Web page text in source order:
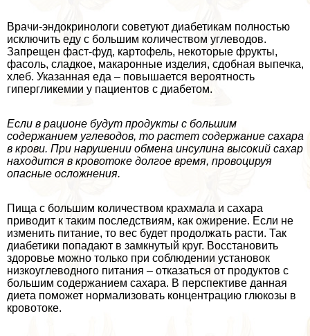
Врачи-эндокринологи советуют диабетикам полностью
исключить еду с большим количеством углеводов.
Запрещен фаст-фуд, картофель, некоторые фрукты,
фасоль, сладкое, макаронные изделия, сдобная выпечка,
хлеб. Указанная еда – повышается вероятность
гипергликемии у пациентов с диабетом.
Если в рационе будут продукты с большим
содержанием углеводов, то растет содержание сахара
в крови. При нарушении обмена инсулина высокий сахар
находится в кровотоке долгое время, провоцируя
опасные осложнения.
Пища с большим количеством крахмала и сахара
приводит к таким последствиям, как ожирение. Если не
изменить питание, то вес будет продолжать расти. Так
диабетики попадают в замкнутый круг. Восстановить
здоровье можно только при соблюдении установок
низкоуглеводного питания – отказаться от продуктов с
большим содержанием сахара. В перспективе данная
диета поможет нормализовать концентрацию глюкозы в
кровотоке.